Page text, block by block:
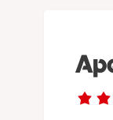
Betyg
1